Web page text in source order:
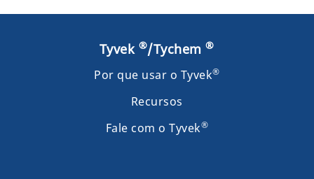
Tyvek ®/Tychem®
Por que usar o Tyvek®
Recursos
Fale com o Tyvek®